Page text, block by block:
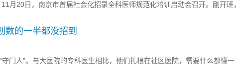
月20日，南京市首届社会化招录全科医师规范化培训启动会召开。刚开班，
悉，这2名学员放弃培训的...
数的一半都没招到
门人”。与大医院的专科医生相比，他们扎根在社区医院，需要什么都懂一